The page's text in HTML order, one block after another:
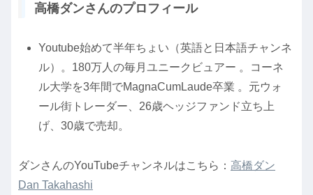
高橋ダンさんのプロフィール
Youtube始めて半年ちょい（英語と日本語チャンネ
ル）。180万人の毎月ユニークビュアー 。コーネ
ル大学を3年間でMagnaCumLaude卒業 。元ウォ
ール街トレーダー、26歳ヘッジファンド立ち上
げ、30歳で売却。
ダンさんのYouTubeチャンネルはこちら： 高橋ダン
Dan Takahashi